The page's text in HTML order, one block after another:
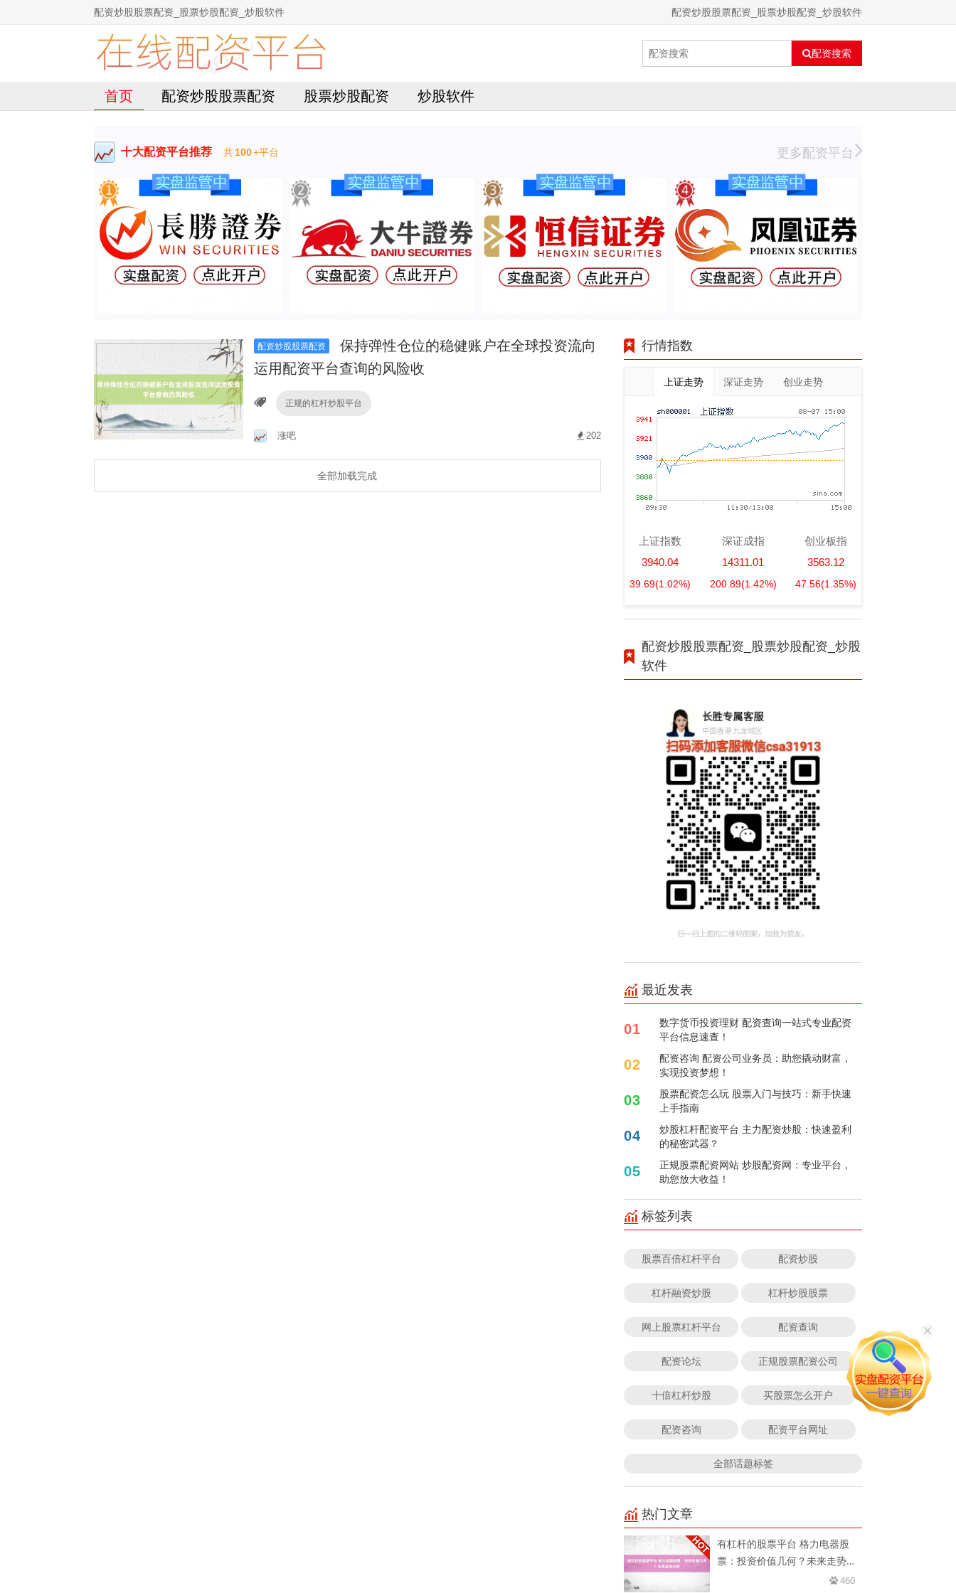
配资炒股股票配资_股票炒股配资_炒股软件 配资炒股股票配资_股票炒股配资_炒股软件
配资搜索
首页 配资炒股股票配资 股票炒股配资 炒股软件
十大配资平台推荐 共100+平台 更多配资平台
配资炒股股票配资
保持弹性仓位的稳健账户在全球投资流向
运用配资平台查询的风险收
正规的杠杆炒股平台
涨吧 202
全部加载完成
行情指数
上证走势 深证走势 创业走势
上证指数
3940.04
39.69(1.02%)
深证成指
14311.01
200.89(1.42%)
创业板指
3563.12
47.56(1.35%)
配资炒股股票配资_股票炒股配资_炒股
软件
最近发表
01
数字货币投资理财 配资查询一站式专业配资
平台信息速查！
02
配资咨询 配资公司业务员：助您撬动财富，
实现投资梦想！
03
股票配资怎么玩 股票入门与技巧：新手快速
上手指南
04
炒股杠杆配资平台 主力配资炒股：快速盈利
的秘密武器？
05
正规股票配资网站 炒股配资网：专业平台，
助您放大收益！
标签列表
股票百倍杠杆平台 配资炒股
杠杆融资炒股 杠杆炒股股票
网上股票杠杆平台 配资查询
配资论坛 正规股票配资公司
十倍杠杆炒股 买股票怎么开户
配资咨询 配资平台网址
全部话题标签
热门文章
有杠杆的股票平台 格力电器股
票：投资价值几何？未来走势分
460